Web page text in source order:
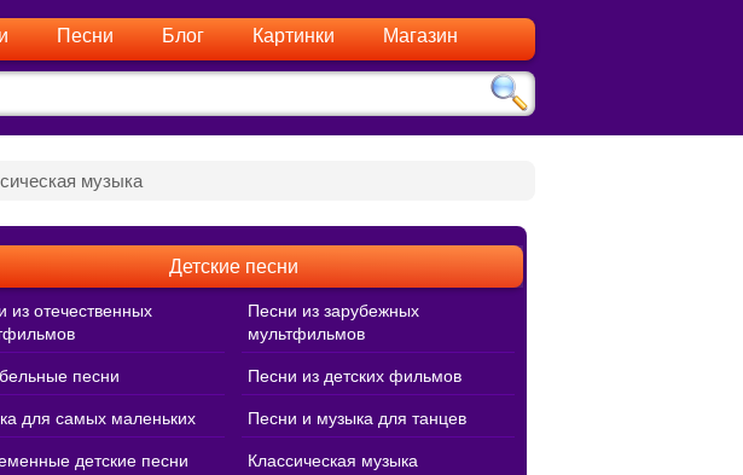
Песни Блог Картинки Магазин
музыка
Детские песни
из отечественных
Песни из зарубежных
мультфильмов
песни Песни из детских фильмов
для самых маленьких Песни и музыка для танцев
детские песни Классическая музыка